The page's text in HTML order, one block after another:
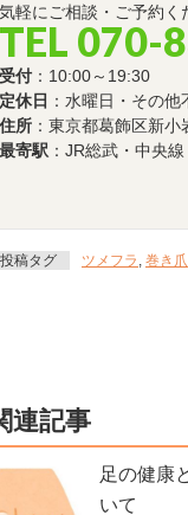
気軽にご相談・ご予約く
TEL 070-
受付 ：10:00～19:30
定休日 ：水曜日・その他
住所 ：東京都葛飾区新小
最寄駅 ：JR総武・中央
投稿タグ ツメフラ 巻き爪
連記事
足の健康
いて